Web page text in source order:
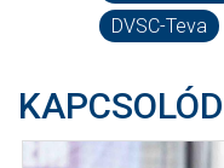
DVSC-Teva